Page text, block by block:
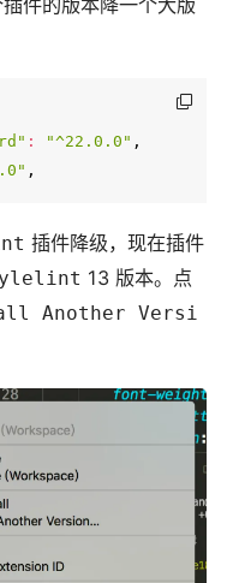
件的版本降一个大版
: "^22.0.0"
插件降级，现在插件
13 版本。点
Another Versi